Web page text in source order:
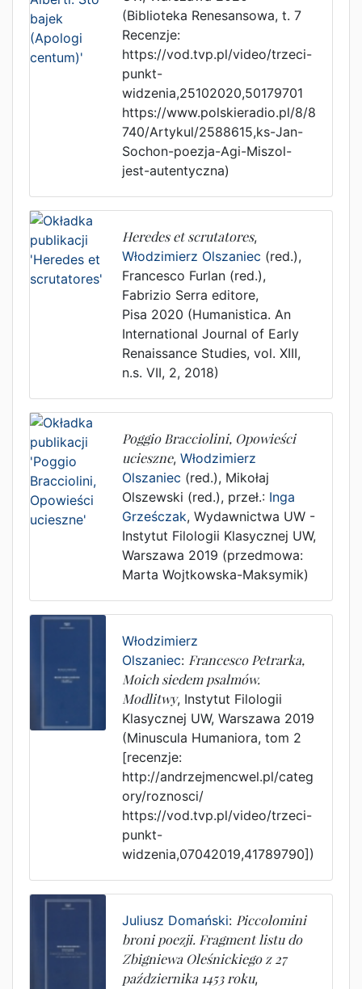
(Biblioteka Renesansowa, t. 7
Recenzje:
https://vod.tvp.pl/video/trzeci-
punkt-
widzenia,25102020,50179701
https://www.polskieradio.pl/8/8
740/Artykul/2588615,ks-Jan-
Sochon-poezja-Agi-Miszol-
jest-autentyczna)
Heredes et scrutatores,
Włodzimierz Olszaniec (red.),
Francesco Furlan (red.),
Fabrizio Serra editore,
Pisa 2020 (Humanistica. An
International Journal of Early
Renaissance Studies, vol. XIII,
n.s. VII, 2, 2018)
Poggio Bracciolini, Opowieści
ucieszne, Włodzimierz
Olszaniec (red.), Mikołaj
Olszewski (red.), przeł.: Inga
Grześczak, Wydawnictwa UW -
Instytut Filologii Klasycznej UW,
Warszawa 2019 (przedmowa:
Marta Wojtkowska-Maksymik)
Włodzimierz
Olszaniec: Francesco Petrarka,
Moich siedem psalmów.
Modlitwy, Instytut Filologii
Klasycznej UW, Warszawa 2019
(Minuscula Humaniora, tom 2
[recenzje:
http://andrzejmencwel.pl/categ
ory/roznosci/
https://vod.tvp.pl/video/trzeci-
punkt-
widzenia,07042019,41789790])
Juliusz Domański: Piccolomini
broni poezji. Fragment listu do
Zbigniewa Oleśnickiego z 27
października 1453 roku,